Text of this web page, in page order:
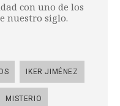
con uno de los
nuestro siglo.
IKER JIMÉNEZ
MISTERIO